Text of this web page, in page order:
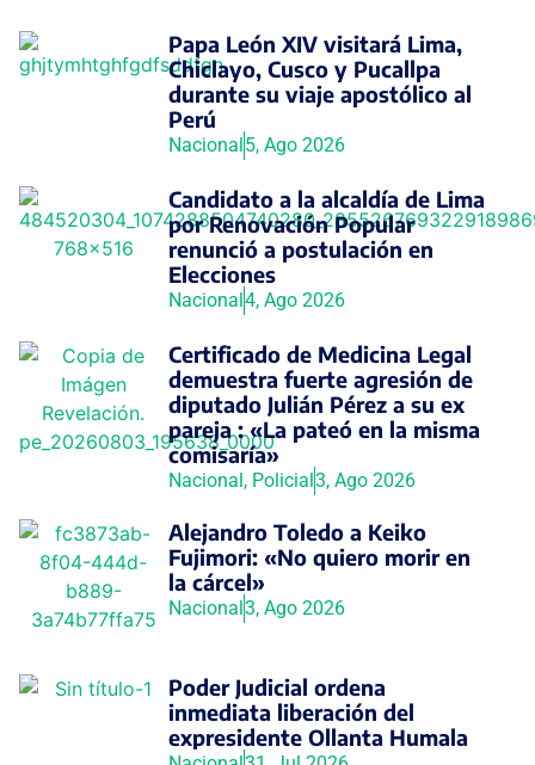
Papa León XIV visitará Lima,
Chiclayo, Cusco y Pucallpa
durante su viaje apostólico al
Perú
Nacional 5, Ago 2026
Candidato a la alcaldía de Lima
por Renovación Popular
renunció a postulación en
Elecciones
Nacional 4, Ago 2026
Certificado de Medicina Legal
demuestra fuerte agresión de
diputado Julián Pérez a su ex
pareja : «La pateó en la misma
comisaría»
Nacional , Policial 3, Ago 2026
Alejandro Toledo a Keiko
Fujimori: «No quiero morir en
la cárcel»
Nacional 3, Ago 2026
Poder Judicial ordena
inmediata liberación del
expresidente Ollanta Humala